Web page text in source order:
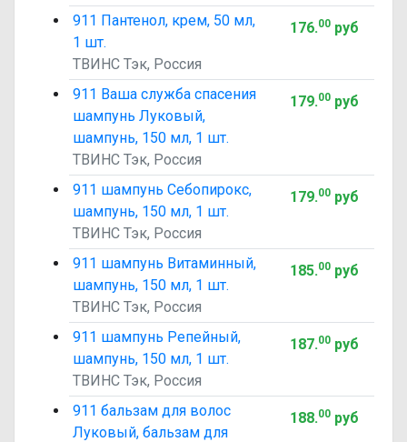
911 Пантенол, крем, 50 мл,
1 шт.
ТВИНС Тэк, Россия
176.00руб
911 Ваша служба спасения
шампунь Луковый,
шампунь, 150 мл, 1 шт.
ТВИНС Тэк, Россия
179.00руб
911 шампунь Себопирокс,
шампунь, 150 мл, 1 шт.
ТВИНС Тэк, Россия
179.00руб
911 шампунь Витаминный,
шампунь, 150 мл, 1 шт.
ТВИНС Тэк, Россия
185.00руб
911 шампунь Репейный,
шампунь, 150 мл, 1 шт.
ТВИНС Тэк, Россия
187.00руб
911 бальзам для волос
Луковый, бальзам для
188.00руб